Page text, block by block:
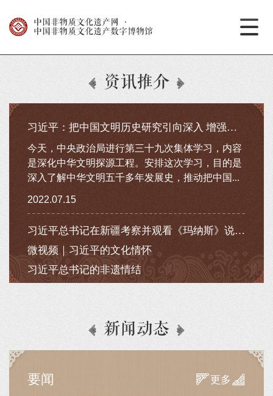
中国非物质文化遗产网
·
中国非物质文化遗产数字博物馆
资讯推介
习近平：把中国文明历史研究引向深入 增强历史自觉坚定文化自...
今天，中央政治局进行第三十九次集体学习，内容
是深化中华文明探源工程。安排这次学习，目的是
深入了解中华文明五千多年发展史，推动把中国...
2022.07.15
习近平总书记在新疆考察并观看《玛纳斯》说唱展示
微视频｜习近平的文化情怀
习近平总书记的非遗情结
新闻动态
要闻
更多